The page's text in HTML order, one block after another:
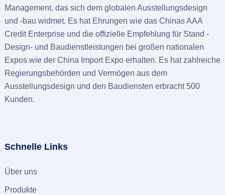
Management, das sich dem globalen Ausstellungsdesign
und -bau widmet. Es hat Ehrungen wie das Chinas AAA
Credit Enterprise und die offizielle Empfehlung für Stand -
Design- und Baudienstleistungen bei großen nationalen
Expos wie der China Import Expo erhalten. Es hat zahlreiche
Regierungsbehörden und Vermögen aus dem
Ausstellungsdesign und den Baudiensten erbracht 500
Kunden.
Schnelle Links
Über uns
Produkte